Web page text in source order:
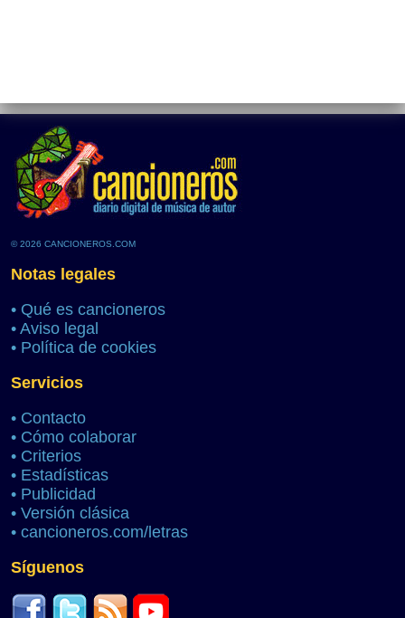
© 2026 CANCIONEROS.COM
Notas legales
• Qué es cancioneros
• Aviso legal
• Política de cookies
Servicios
• Contacto
• Cómo colaborar
• Criterios
• Estadísticas
• Publicidad
• Versión clásica
• cancioneros.com/letras
Síguenos